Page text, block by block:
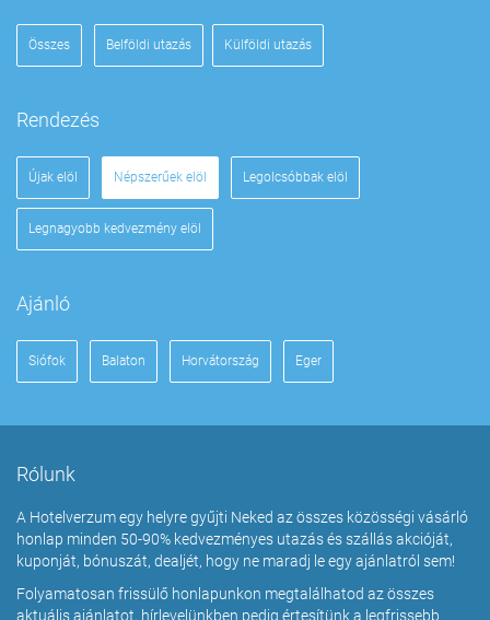
Összes Belföldi utazás Külföldi utazás
Rendezés
Újak elöl Népszerűek elöl Legolcsóbbak elöl
Legnagyobb kedvezmény elöl
Ajánló
Siófok Balaton Horvátország Eger
Rólunk
A Hotelverzum egy helyre gyűjti Neked az összes közösségi vásárló
honlap minden 50-90% kedvezményes utazás és szállás akcióját,
kuponját, bónuszát, dealjét, hogy ne maradj le egy ajánlatról sem!
Folyamatosan frissülő honlapunkon megtalálhatod az összes
aktuális ajánlatot, hírlevelünkben pedig értesítünk a legfrissebb